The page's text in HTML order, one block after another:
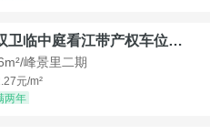
峰景里套四双卫临中庭看江带产权车位诚售
峰景里二期
元/m²
两年